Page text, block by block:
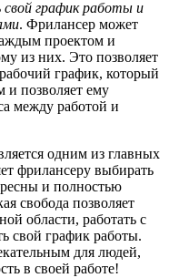
график работы и
. Фрилансер может
проектом и
из них. Это позволяет
график, который
и позволяет ему
между работой и
одним из главных
фрилансеру выбирать
и полностью
свобода позволяет
области, работать с
свой график работы.
для людей,
в своей работе!